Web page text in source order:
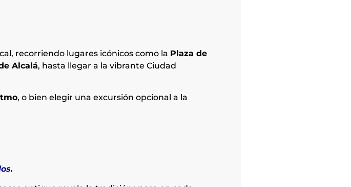
recorriendo lugares icónicos como la Plaza de
Alcalá, hasta llegar a la vibrante Ciudad
, o bien elegir una excursión opcional a la